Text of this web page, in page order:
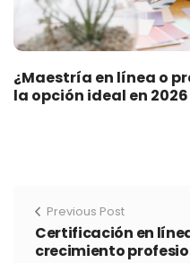
¿Maestría en línea o
la opción ideal en 2026
Previous Post
Certificación en
crecimiento